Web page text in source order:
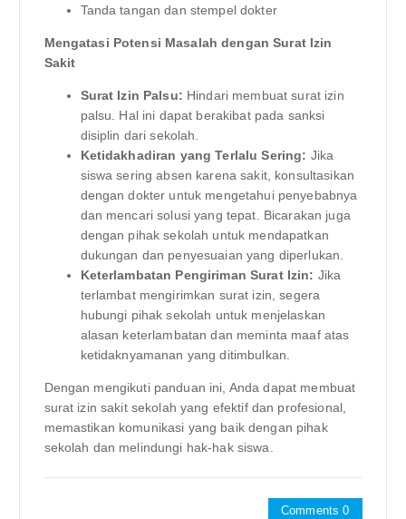
Tanda tangan dan stempel dokter
Mengatasi Potensi Masalah dengan Surat Izin
Sakit
Surat Izin Palsu: Hindari membuat surat izin
palsu. Hal ini dapat berakibat pada sanksi
disiplin dari sekolah.
Ketidakhadiran yang Terlalu Sering: Jika
siswa sering absen karena sakit, konsultasikan
dengan dokter untuk mengetahui penyebabnya
dan mencari solusi yang tepat. Bicarakan juga
dengan pihak sekolah untuk mendapatkan
dukungan dan penyesuaian yang diperlukan.
Keterlambatan Pengiriman Surat Izin: Jika
terlambat mengirimkan surat izin, segera
hubungi pihak sekolah untuk menjelaskan
alasan keterlambatan dan meminta maaf atas
ketidaknyamanan yang ditimbulkan.
Dengan mengikuti panduan ini, Anda dapat membuat
surat izin sakit sekolah yang efektif dan profesional,
memastikan komunikasi yang baik dengan pihak
sekolah dan melindungi hak-hak siswa.
Comments 0